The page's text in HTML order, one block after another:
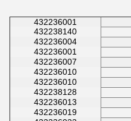
432236001
432238140
432236004
432236001
432236007
432236010
432236010
432238128
432236013
432236019